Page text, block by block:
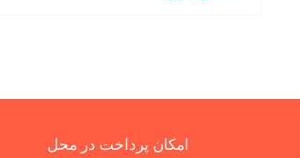
امکان پرداخت در محل